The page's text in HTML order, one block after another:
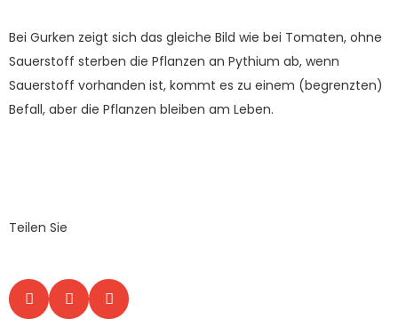
Bei Gurken zeigt sich das gleiche Bild wie bei Tomaten, ohne
Sauerstoff sterben die Pflanzen an Pythium ab, wenn
Sauerstoff vorhanden ist, kommt es zu einem (begrenzten)
Befall, aber die Pflanzen bleiben am Leben.
Teilen Sie